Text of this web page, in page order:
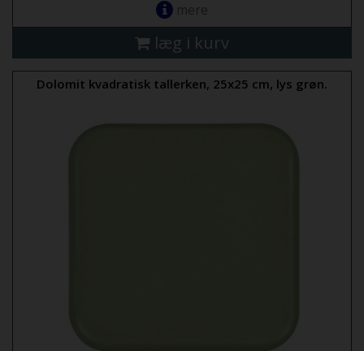
mere
læg i kurv
Dolomit kvadratisk tallerken, 25x25 cm, lys grøn.